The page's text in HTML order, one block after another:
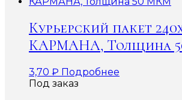
Курьерский пакет
КАРМАНА, Толщина
3,70 ₽ Подробнее
Под заказ